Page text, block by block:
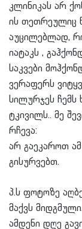
კლინიკას არ
ის თეთრეულიც
აუცილებლად,
იატაკს ,
საკვები
ვერაფერს
სილურჯეს ჩემს
ტკივილს.. მე
რჩევა:
არ გაეკაროთ
გისურვებთ.
პ.ს ფოტოზე
მაქვს მიდგმული.
ამდენი დღე